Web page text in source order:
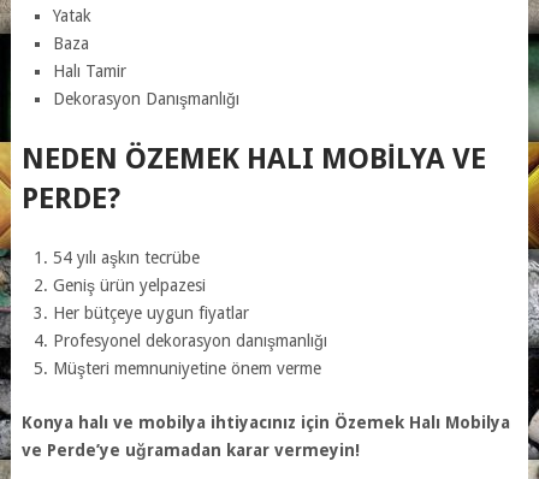
Yatak
Baza
Halı Tamir
Dekorasyon Danışmanlığı
NEDEN ÖZEMEK HALI MOBILYA VE
PERDE?
54 yılı aşkın tecrübe
Geniş ürün yelpazesi
Her bütçeye uygun fiyatlar
Profesyonel dekorasyon danışmanlığı
Müşteri memnuniyetine önem verme
Konya halı ve mobilya ihtiyacınız için Özemek Halı Mobilya
ve Perde’ye uğramadan karar vermeyin!